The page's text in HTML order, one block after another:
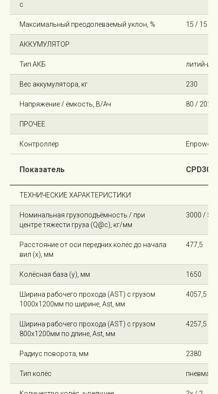
с
Максимальный преодолеваемый уклон, % 15 / 15
АККУМУЛЯТОР
Тип АКБ литий-
Вес аккумулятора, кг 230
Напряжение / ёмкость, В/Ач 80 / 202
ПРОЧЕЕ
Контроллер Enpower
Показатель CPD30-
ТЕХНИЧЕСКИЕ ХАРАКТЕРИСТИКИ
Номинальная грузоподъёмность / при
центре тяжести груза (Q@c), кг/мм
3000 /
Расстояние от оси передних колёс до начала
вил (x), мм
477,5
Колёсная база (y), мм 1650
Ширина рабочего прохода (AST) с грузом
1000х1200мм по ширине, Ast, мм
4057,5
Ширина рабочего прохода (AST) с грузом
800х1200мм по длине, Ast, мм
4257,5
Радиус поворота, мм 2380
Тип колёс